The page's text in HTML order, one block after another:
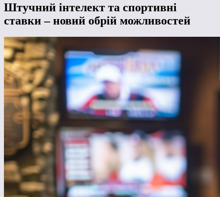
Штучний інтелект та спортивні
ставки – новий обрій можливостей